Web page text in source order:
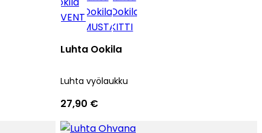
Luhta Ookila
Luhta vyölaukku
27,90 €